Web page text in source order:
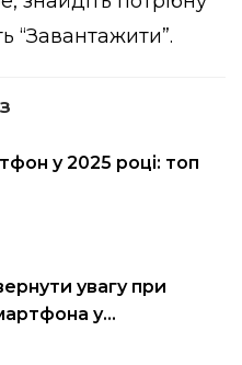
“Завантажити”.
у 2025 році: топ
увагу при
у…